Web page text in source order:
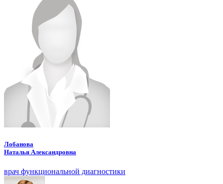
Лобанова
Наталья Александровна
врач функциональной диагностики